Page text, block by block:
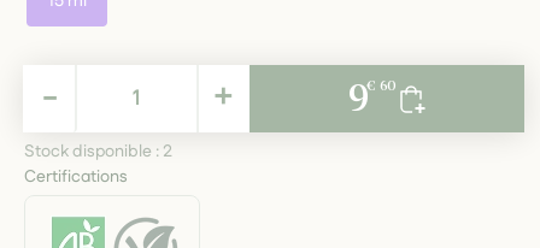
9,60 € +
- 9€ 60
Stock disponible : 2
Certifications